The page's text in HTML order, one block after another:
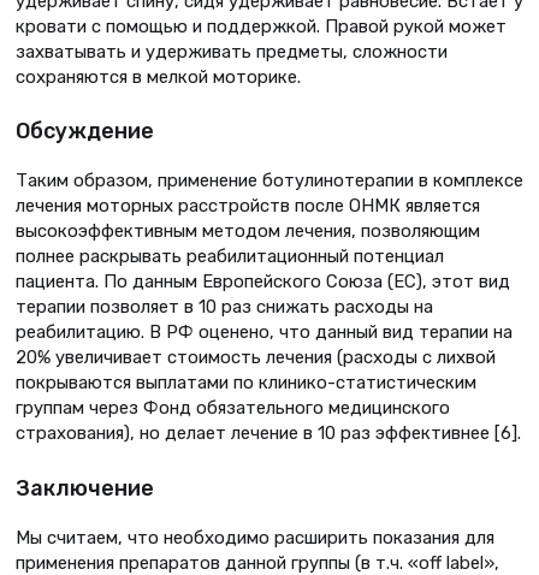
кровати с помощью и поддержкой. Правой рукой может
захватывать и удерживать предметы, сложности
сохраняются в мелкой моторике.
Обсуждение
Таким образом, применение ботулинотерапии в комплексе
лечения моторных расстройств после ОНМК является
высокоэффективным методом лечения, позволяющим
полнее раскрывать реабилитационный потенциал
пациента. По данным Европейского Союза (ЕС), этот вид
терапии позволяет в 10 раз снижать расходы на
реабилитацию. В РФ оценено, что данный вид терапии на
20% увеличивает стоимость лечения (расходы с лихвой
покрываются выплатами по клинико-статистическим
группам через Фонд обязательного медицинского
страхования), но делает лечение в 10 раз эффективнее [6].
Заключение
Мы считаем, что необходимо расширить показания для
применения препаратов данной группы (в т.ч. «off label»,